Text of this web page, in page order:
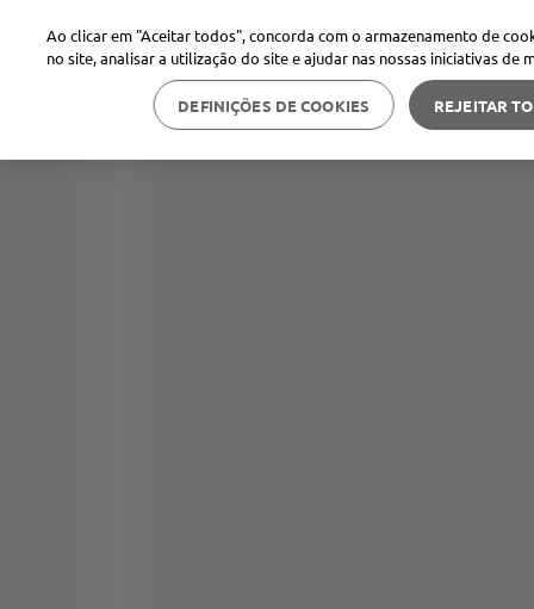
Ao clicar em "Aceitar todos", concorda com o armazenamento de
no site, analisar a utilização do site e ajudar nas nossas iniciativas de
DEFINIÇÕES DE COOKIES REJEITAR